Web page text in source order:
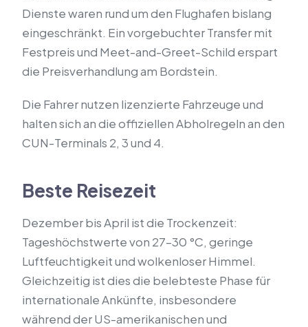
Dienste waren rund um den Flughafen bislang
eingeschränkt. Ein vorgebuchter Transfer mit
Festpreis und Meet-and-Greet-Schild erspart
die Preisverhandlung am Bordstein.
Die Fahrer nutzen lizenzierte Fahrzeuge und
halten sich an die offiziellen Abholregeln an den
CUN-Terminals 2, 3 und 4.
Beste Reisezeit
Dezember bis April ist die Trockenzeit:
Tageshöchstwerte von 27–30 °C, geringe
Luftfeuchtigkeit und wolkenloser Himmel.
Gleichzeitig ist dies die belebteste Phase für
internationale Ankünfte, insbesondere
während der US-amerikanischen und